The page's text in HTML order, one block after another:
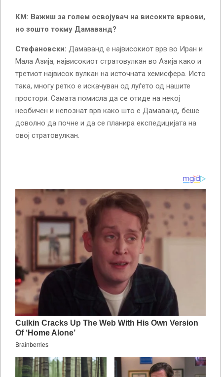
КМ: Важиш за голем освојувач на високите врвови,
но зошто токму Дамаванд?
Стефановски: Дамаванд е највисокиот врв во Иран и
Мала Азија, највисокиот стратовулкан во Азија како и
третиот највисок вулкан на источната хемисфера. Исто
така, многу ретко е искачуван од луѓето од нашите
простори. Самата помисла да се отиде на некој
необичен и непознат врв како што е Дамаванд, беше
доволно да почне и да се планира експедицијата на
овој стратовулкан.